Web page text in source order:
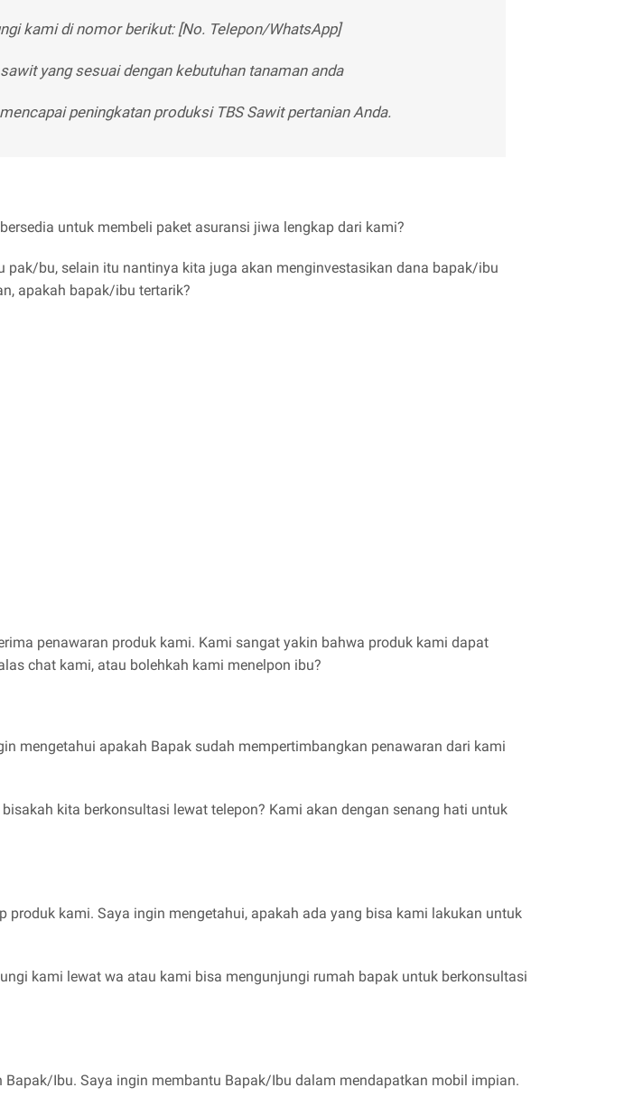
kami di nomor berikut: [No. Telepon/WhatsApp]
yang sesuai dengan kebutuhan tanaman anda
peningkatan produksi TBS Sawit pertanian Anda.
untuk membeli paket asuransi jiwa lengkap dari kami?
bu, selain itu nantinya kita juga akan menginvestasikan dana bapak/ibu
apakah bapak/ibu tertarik?
penawaran produk kami. Kami sangat yakin bahwa produk kami dapat
chat kami, atau bolehkah kami menelpon ibu?
mengetahui apakah Bapak sudah mempertimbangkan penawaran dari kami
kita berkonsultasi lewat telepon? Kami akan dengan senang hati untuk
kami. Saya ingin mengetahui, apakah ada yang bisa kami lakukan untuk
kami lewat wa atau kami bisa mengunjungi rumah bapak untuk berkonsultasi
Ibu. Saya ingin membantu Bapak/Ibu dalam mendapatkan mobil impian.